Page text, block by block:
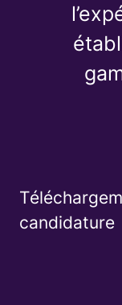
candidature